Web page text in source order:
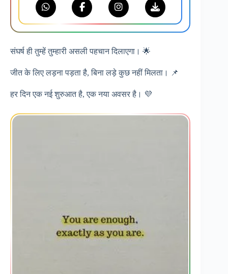
संघर्ष ही तुम्हें तुम्हारी असली पहचान दिलाएगा। 🌟
जीत के लिए लड़ना पड़ता है, बिना लड़े कुछ नहीं मिलता। 📌
हर दिन एक नई शुरुआत है, एक नया अवसर है। 💜